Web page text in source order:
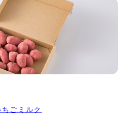
軽い感じに。 ⭐️ICA2025（アジアパシ
ー受賞 ⭐️ICA2025（ワールド）でブロ
ネ アーモンドプラリネに、繊細な日本
（アジアパシフィックエリ
でTablette d'OrとCoup de
プラリネ アーモンドとヘーゼルナッツ
サンを加えて、 ザクザクとした食感
受賞 8. プラリネアマンド アー
ラヤのオーガニックのピーナッツクリ
ごミルク